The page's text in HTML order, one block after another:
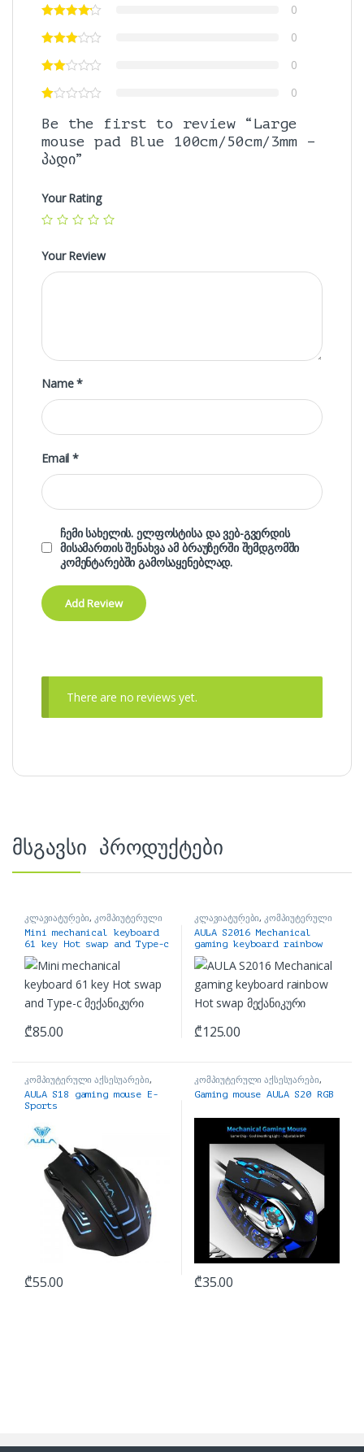
0
0
0
0
Be the first to review “Large
mouse pad Blue 100cm/50cm/3mm –
პადი”
Your Rating
Your Review
Name*
Email*
ჩემი სახელის. ელფოსტისა და ვებ-გვერდის
მისამართის შენახვა ამ ბრაუზერში შემდგომში
კომენტარებში გამოსაყენებლად.
There are no reviews yet.
მსგავსი პროდუქტები
კლავიატურები,კომპიუტერული
აქსესუარები
Mini mechanical keyboard
61 key Hot swap and Type-c
მექანიკური
₾85.00
კლავიატურები,კომპიუტერული
აქსესუარები
AULA S2016 Mechanical
gaming keyboard rainbow
Hot swap მექანიკური
₾125.00
კომპიუტერული აქსესუარები,
მაუსები
AULA S18 gaming mouse E-
Sports
₾55.00
კომპიუტერული აქსესუარები,
მაუსები
Gaming mouse AULA S20 RGB
₾35.00